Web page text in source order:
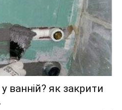
ванній? як закрити